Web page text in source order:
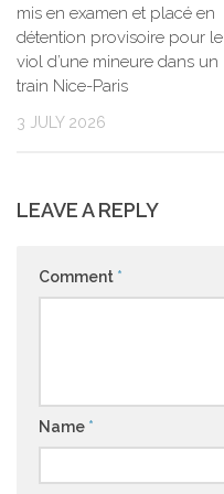
mis en examen et placé en
détention provisoire pour le
viol d’une mineure dans un
train Nice-Paris
3 JULY 2026
LEAVE A REPLY
Comment *
Name *